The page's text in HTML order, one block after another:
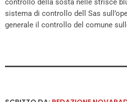
controllo della sosta nelle strisce
sistema di controllo dell Sas
generale il controllo del comune